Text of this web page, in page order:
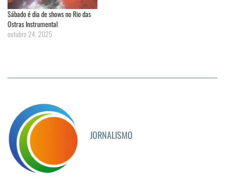
Sábado é dia de shows no Rio das
Ostras Instrumental
outubro 24, 2025
JORNALISMO